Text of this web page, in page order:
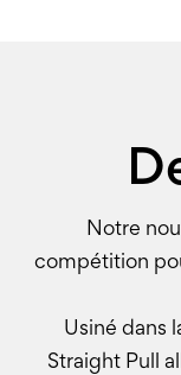
Notre
compétition
Usiné dans
Straight Pull